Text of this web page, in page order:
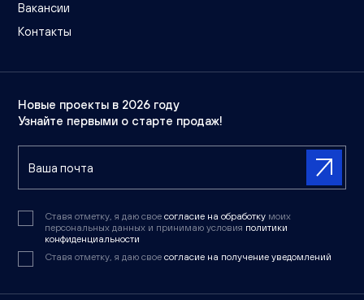
Вакансии
Контакты
Новые проекты в 2026 году
Узнайте первыми о старте продаж!
Ставя отметку, я даю свое согласие на обработку моих
персональных данных и принимаю условия политики
конфиденциальности
Ставя отметку, я даю свое согласие на получение уведомлений